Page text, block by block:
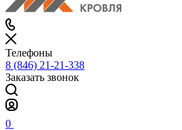
Телефоны
8 (846) 21-21-338
Заказать звонок
0